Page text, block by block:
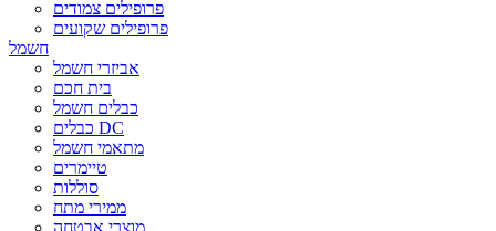
פרופילים צמודים
פרופילים שקועים
חשמל
אביזרי חשמל
בית חכם
כבלים חשמל
כבלים DC
מתאמי חשמל
טיימרים
סוללות
ממירי מתח